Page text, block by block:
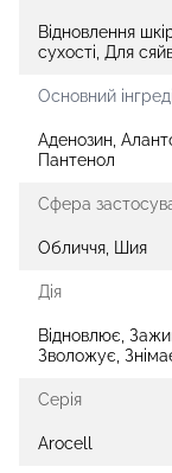
Відновлення
сухості, Для
Основний
Аденозин,
Пантенол
Сфера
Обличчя, Шия
Дія
Відновлює,
Зволожує,
Серія
Arocell